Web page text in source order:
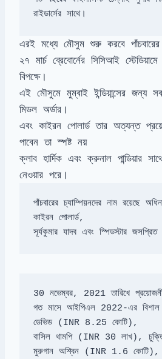
রাইডার্সের সাথে।
এরই মধ্যে মৌসুম শুরু করবে পাঁচবারের
২৭ মার্চ ব্রেবোর্নের সিসিআই স্টেডিয়ামে
বিপক্ষে।
এই মৌসুমে মুম্বাই ইন্ডিয়ান্সের জন্য
মিডল অর্ডার।
এবং কাইরন পোলার্ড তার অত্যন্ত
পাবেন তা স্পষ্ট নয়
ক্লাব হার্দিক এবং ক্রুনাল পান্ডিয়ার
নেওয়ার পরে।
পাঁচবারের চ্যাম্পিয়নদের নাম রয়েছে
কাইরন পোলার্ড,
সূর্যকুমার যাদব এবং স্পিডস্টার জসপ্রিত
গত মাসে আইপিএল 2022-এর বিশাল
ডেভিড (INR 8.25 কোটি),
বাসিল থামপি (INR 30 লাখ),
মুরুগান অশ্বিন (INR 1.6